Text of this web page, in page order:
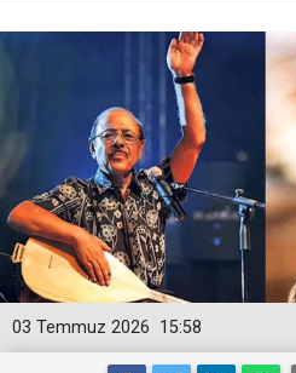
15:58
03 Temmuz 2026